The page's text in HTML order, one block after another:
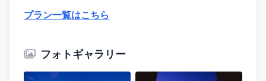
プラン一覧はこちら
フォトギャラリー